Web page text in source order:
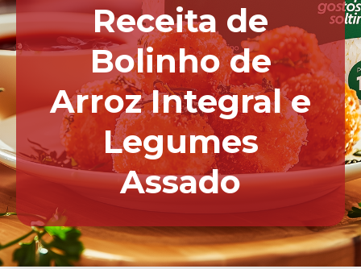
Receita de
Bolinho de
Arroz Integral e
Legumes
Assado